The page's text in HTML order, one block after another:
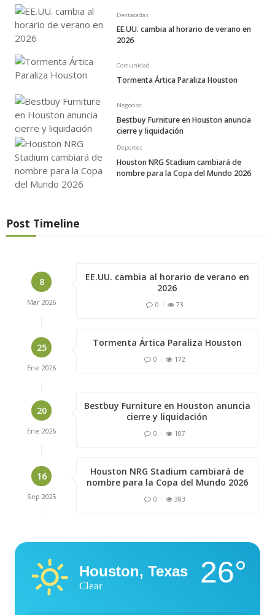
Destacadas
EE.UU. cambia al horario de verano en
2026
Comunidad
Tormenta Ártica Paraliza Houston
Negocios
Bestbuy Furniture en Houston anuncia
cierre y liquidación
Deportes
Houston NRG Stadium cambiará de
nombre para la Copa del Mundo 2026
Post Timeline
8
Mar 2026
EE.UU. cambia al horario de verano en
2026
0 73
25
Ene 2026
Tormenta Ártica Paraliza Houston
0 172
20
Ene 2026
Bestbuy Furniture en Houston anuncia
cierre y liquidación
0 107
16
Sep 2025
Houston NRG Stadium cambiará de
nombre para la Copa del Mundo 2026
0 383
Houston, Texas
Clear 26°